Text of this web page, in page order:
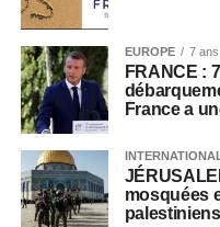
EUROPE 7 ans .
FRANCE :
France a
mosquées